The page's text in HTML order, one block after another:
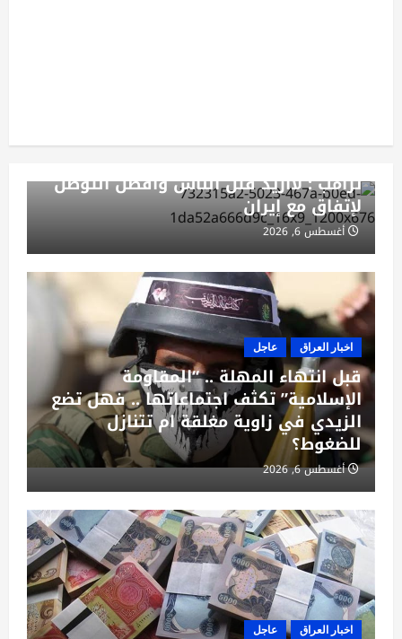
ترامب : لاأريد قتل الناس وافضل التوصل
لإتفاق مع إيران
أغسطس 6, 2026
اخبار العراق عاجل
قبل انتهاء المهلة .. “المقاومة
الإسلامية” تكثف اجتماعاتها .. فهل تضع
الزيدي في زاوية مغلقة ام تتنازل
للضغوط؟
أغسطس 6, 2026
اخبار العراق عاجل